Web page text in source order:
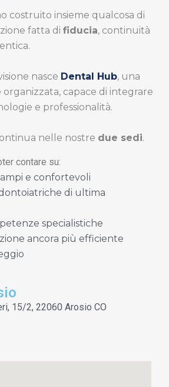
costruito insieme qualcosa di
fatta di fiducia, continuità
nasce Dental Hub, una
organizzata, capace di integrare
e professionalità.
nelle nostre due sedi.
contare su:
e confortevoli
di ultima
specialistiche
ancora più efficiente
15/2, 22060 Arosio CO